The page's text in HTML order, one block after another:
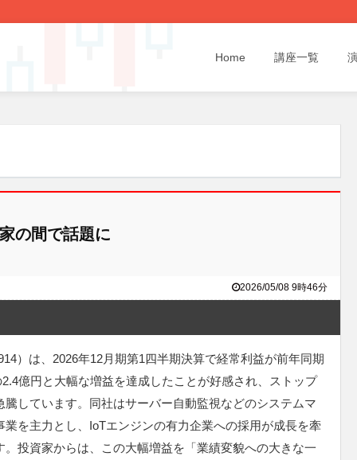
Home 講座一覧
の間で話題に
2026/05/08 9時46分
）は、2026年12月期第1四半期決算で経常利益が前年同期
億円と大幅な増益を達成したことが好感され、ストップ
騰しています。同社はサーバー自動監視などのシステムマ
業を主力とし、IoTエンジンの有力企業への採用が成長を牽
。投資家からは、この大幅増益を「業績変貌への大きな一